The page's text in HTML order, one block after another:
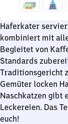
Haferkater
kombiniert mit
Begleitet von
Standards
Traditionsgericht
Gemüter locken
Naschkatzen gibt
Leckereien. Das
euch!